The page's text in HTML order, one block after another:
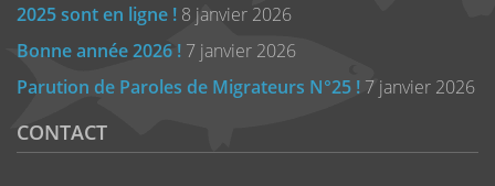
2025 sont en ligne ! 8 janvier 2026
Bonne année 2026 ! 7 janvier 2026
Parution de Paroles de Migrateurs N°25 ! 7 janvier 2026
CONTACT